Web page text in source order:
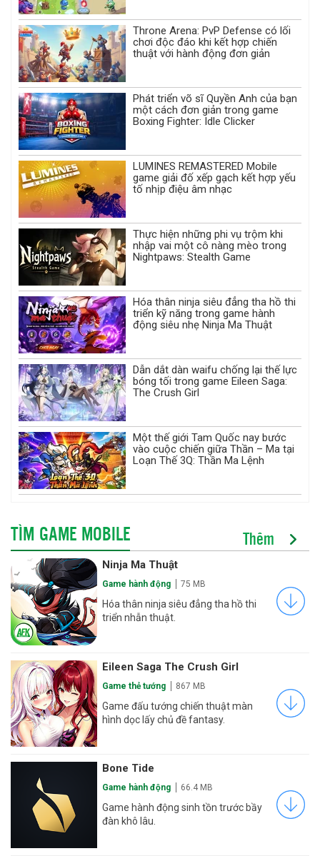
Throne Arena: PvP Defense có lối
chơi độc đáo khi kết hợp chiến
thuật với hành động đơn giản
Phát triển võ sĩ Quyền Anh của bạn
một cách đơn giản trong game
Boxing Fighter: Idle Clicker
LUMINES REMASTERED Mobile
game giải đố xếp gạch kết hợp yếu
tố nhịp điệu âm nhạc
Thực hiện những phi vụ trộm khi
nhập vai một cô nàng mèo trong
Nightpaws: Stealth Game
Hóa thân ninja siêu đẳng tha hồ thi
triển kỹ năng trong game hành
động siêu nhẹ Ninja Ma Thuật
Dẫn dắt dàn waifu chống lại thế lực
bóng tối trong game Eileen Saga:
The Crush Girl
Một thế giới Tam Quốc nay bước
vào cuộc chiến giữa Thần – Ma tại
Loạn Thế 3Q: Thần Ma Lệnh
TÌM GAME MOBILE Thêm
Ninja Ma Thuật
Game hành động 75 MB
Hóa thân ninja siêu đẳng tha hồ thi
triển nhẫn thuật.
Eileen Saga The Crush Girl
Game thẻ tướng 867 MB
Game đấu tướng chiến thuật màn
hình dọc lấy chủ đề fantasy.
Bone Tide
Game hành động 66.4 MB
Game hành động sinh tồn trước bầy
đàn khô lâu.